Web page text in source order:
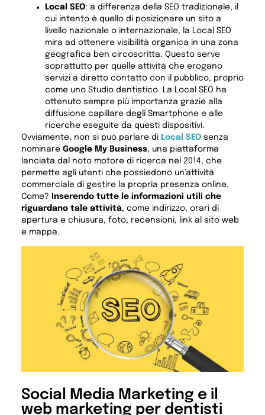
Local SEO: a differenza della SEO tradizionale, il
cui intento è quello di posizionare un sito a
livello nazionale o internazionale, la Local SEO
mira ad ottenere visibilità organica in una zona
geografica ben circoscritta. Questo serve
soprattutto per quelle attività che erogano
servizi a diretto contatto con il pubblico, proprio
come uno Studio dentistico. La Local SEO ha
ottenuto sempre più importanza grazie alla
diffusione capillare degli Smartphone e alle
ricerche eseguite da questi dispositivi.
Ovviamente, non si può parlare di Local SEO senza
nominare Google My Business, una piattaforma
lanciata dal noto motore di ricerca nel 2014, che
permette agli utenti che possiedono un’attività
commerciale di gestire la propria presenza online.
Come? Inserendo tutte le informazioni utili che
riguardano tale attività, come indirizzo, orari di
apertura e chiusura, foto, recensioni, link al sito web
e mappa.
Social Media Marketing e il
web marketing per dentisti